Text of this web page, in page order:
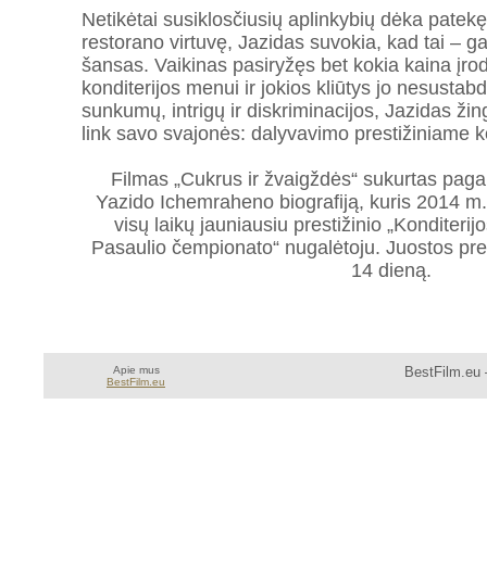
Netikėtai susiklosčiusių aplinkybių dėka
restorano virtuvę, Jazidas suvokia, kad tai –
šansas. Vaikinas pasiryžęs bet kokia kaina
konditerijos menui ir jokios kliūtys jo
sunkumų, intrigų ir diskriminacijos, Jazidas
link savo svajonės: dalyvavimo prestižiniame
Filmas „Cukrus ir žvaigždės“ sukurtas
Yazido Ichemraheno biografiją, kuris 2014
visų laikų jauniausiu prestižinio
Pasaulio čempionato“ nugalėtoju. Juostos
14 dieną.
Apie mus
BestFilm.eu